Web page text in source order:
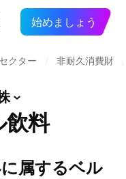
始めましょう
セクター 非耐久消費財
飲料